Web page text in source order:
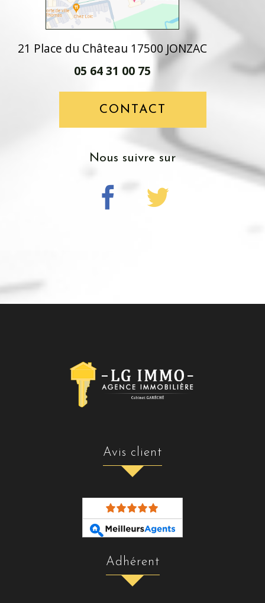
21 Place du Château 17500 JONZAC
05 64 31 00 75
CONTACT
nous suivre sur
avis client
adhérent